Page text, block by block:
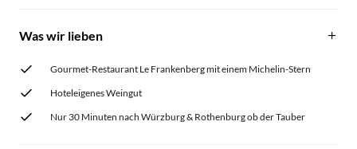
Was wir lieben
Gourmet-Restaurant Le Frankenberg mit einem Michelin-Stern
Hoteleigenes Weingut
Nur 30 Minuten nach Würzburg & Rothenburg ob der Tauber